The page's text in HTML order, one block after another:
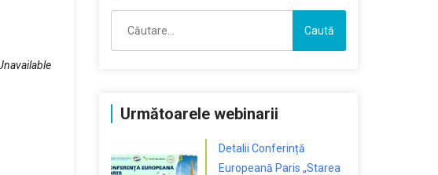
după:
Următoarele webinarii
Detalii Conferință
Europeană Paris „Starea